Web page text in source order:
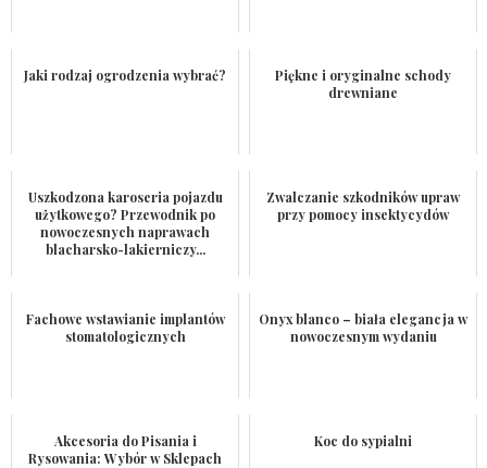
Jaki rodzaj ogrodzenia wybrać?
Piękne i oryginalne schody
drewniane
Uszkodzona karoseria pojazdu
użytkowego? Przewodnik po
nowoczesnych naprawach
blacharsko-lakierniczy...
Zwalczanie szkodników upraw
przy pomocy insektycydów
Fachowe wstawianie implantów
stomatologicznych
Onyx blanco – biała elegancja w
nowoczesnym wydaniu
Akcesoria do Pisania i
Rysowania: Wybór w Sklepach
Koc do sypialni